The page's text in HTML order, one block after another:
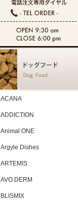
ACANA
ADDICTION
Animal ONE
Argyle Dishes
ARTEMIS
AVO DERM
BLISMIX